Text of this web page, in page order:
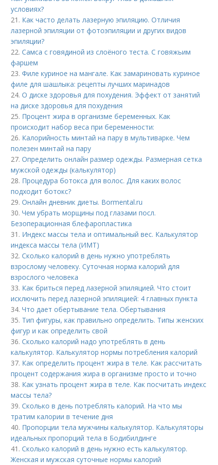
условиях?
21. Как часто делать лазерную эпиляцию. Отличия
лазерной эпиляции от фотоэпиляции и других видов
эпиляции?
22.Самса с говядиной из слоёного теста. С говяжьим
фаршем
23.Филе куриное на мангале. Как замариновать куриное
филе для шашлыка: рецепты лучших маринадов
24.О диске здоровья для похудения. Эффект от занятий
на диске здоровья для похудения
25. Процент жира в организме беременных. Как
происходит набор веса при беременности:
26. Калорийность минтай на пару в мультиварке. Чем
полезен минтай на пару
27.Определить онлайн размер одежды. Размерная сетка
мужской одежды (калькулятор)
28. Процедура ботокса для волос. Для каких волос
подходит ботокс?
29.Онлайн дневник диеты. Bormental.ru
30.Чем убрать морщины под глазами посл.
Безоперационная блефаропластика
31. Индекс массы тела и оптимальный вес. Калькулятор
индекса массы тела (ИМТ)
32.Сколько калорий в день нужно употреблять
взрослому человеку. Суточная норма калорий для
взрослого человека
33. Как бриться перед лазерной эпиляцией. Что стоит
исключить перед лазерной эпиляцией: 4 главных пункта
34.Что дает обертывание тела. Обертывания
35. Тип фигуры, как правильно определить. Типы женских
фигур и как определить свой
36.Сколько калорий надо употреблять в день
калькулятор. Калькулятор нормы потребления калорий
37. Как определить процент жира в теле. Как рассчитать
процент содержания жира в организме просто и точно
38. Как узнать процент жира в теле. Как посчитать индекс
массы тела?
39.Сколько в день потреблять калорий. На что мы
тратим калории в течение дня
40. Пропорции тела мужчины калькулятор. Калькуляторы
идеальных пропорций тела в Бодибилдинге
41.Сколько калорий в день нужно есть калькулятор.
Женская и мужская суточные нормы калорий